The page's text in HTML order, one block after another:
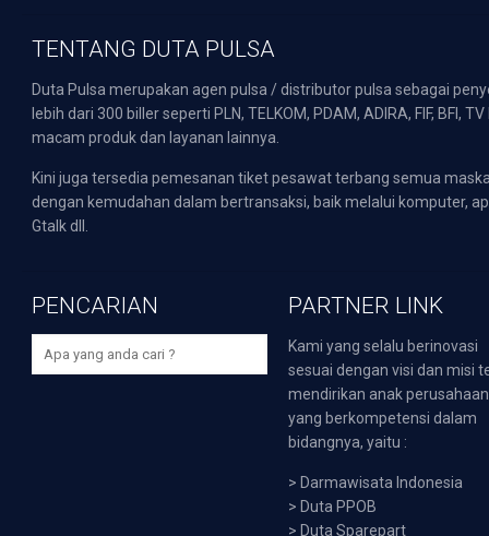
TENTANG DUTA PULSA
Duta Pulsa merupakan agen pulsa / distributor pulsa sebagai
lebih dari 300 biller seperti PLN, TELKOM, PDAM, ADIRA, FIF,
macam produk dan layanan lainnya.
Kini juga tersedia pemesanan tiket pesawat terbang semua
dengan kemudahan dalam bertransaksi, baik melalui komputer,
Gtalk dll.
PENCARIAN PARTNER LINK
Kami yang selalu berinovasi
sesuai dengan visi dan misi
mendirikan anak perusahaan
yang berkompetensi dalam
bidangnya, yaitu :
> Darmawisata Indonesia
> Duta PPOB
> Duta Sparepart